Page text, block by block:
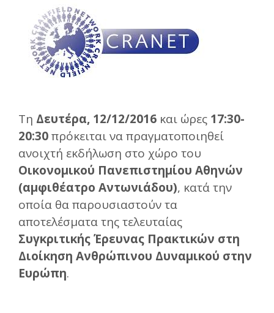
Τη Δευτέρα, 12/12/2016 και ώρες 17:30-
20:30πρόκειται να πραγματοποιηθεί
ανοιχτή εκδήλωση στο χώρο του
Οικονομικού Πανεπιστημίου Αθηνών
(αμφιθέατρο Αντωνιάδου), κατά την
οποία θα παρουσιαστούν τα
αποτελέσματα της τελευταίας
Συγκριτικής Έρευνας Πρακτικών στη
Διοίκηση Ανθρώπινου Δυναμικού στην
Ευρώπη.